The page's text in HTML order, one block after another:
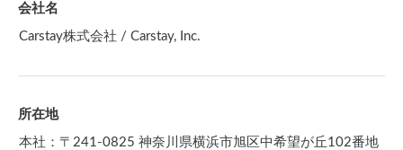
会社名
Carstay株式会社 / Carstay, Inc.
所在地
本社：〒241-0825 神奈川県横浜市旭区中希望が丘102番地